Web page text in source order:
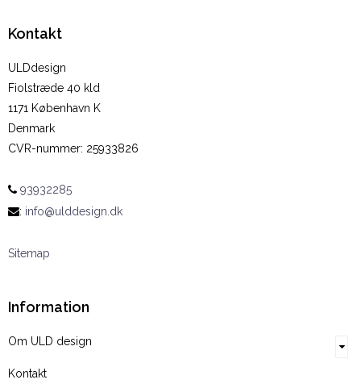
Kontakt
ULDdesign
Fiolstræde 40 kld
1171 København K
Denmark
CVR-nummer: 25933826
93932285
: info@ulddesign.dk
Sitemap
Information
Om ULD design
Kontakt